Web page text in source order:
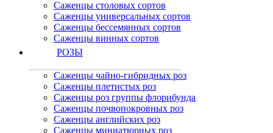
Саженцы столовых сортов
Саженцы универсальных сортов
Саженцы бессемянных сортов
Саженцы винных сортов
РОЗЫ
Саженцы чайно-гибридных роз
Саженцы плетистых роз
Саженцы роз группы флорибунда
Саженцы почвопокровных роз
Саженцы английских роз
Саженцы миниатюрных роз